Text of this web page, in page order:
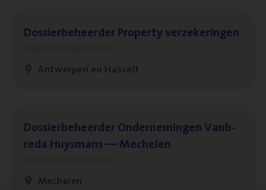
Dos­sier­be­heer­der Pro­per­ty verzekeringen
Antwerpen en Hasselt
Dos­sier­be­heer­der Onder­ne­min­gen Van­b­
re­da Huys­mans — Mechelen
Mechelen